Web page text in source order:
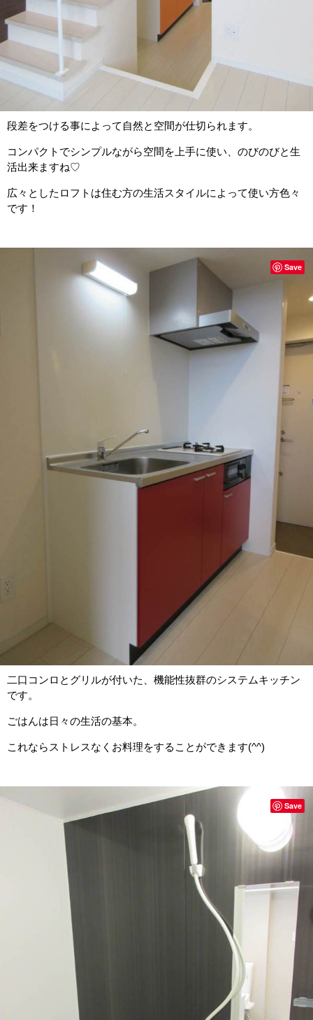
段差をつける事によって自然と空間が仕切られます。
コンパクトでシンプルながら空間を上手に使い、のびのびと生
活出来ますね♡
広々としたロフトは住む方の生活スタイルによって使い方色々
です！
二口コンロとグリルが付いた、機能性抜群のシステムキッチン
です。
ごはんは日々の生活の基本。
これならストレスなくお料理をすることができます(^^)
Save
Save